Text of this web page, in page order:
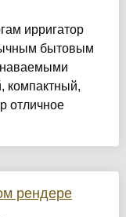
ирригатор
бытовым
компактный,
отличное
рендере